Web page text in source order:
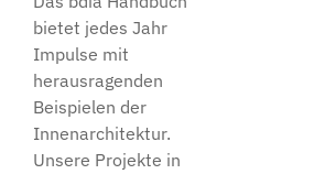
bietet jedes Jahr
Impulse mit
herausragenden
Beispielen der
Innenarchitektur.
Unsere Projekte in